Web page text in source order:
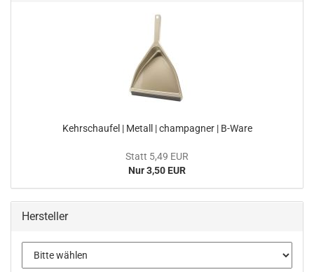
Kehrschaufel | Metall | champagner | B-Ware
Statt 5,49 EUR
Nur 3,50 EUR
Hersteller